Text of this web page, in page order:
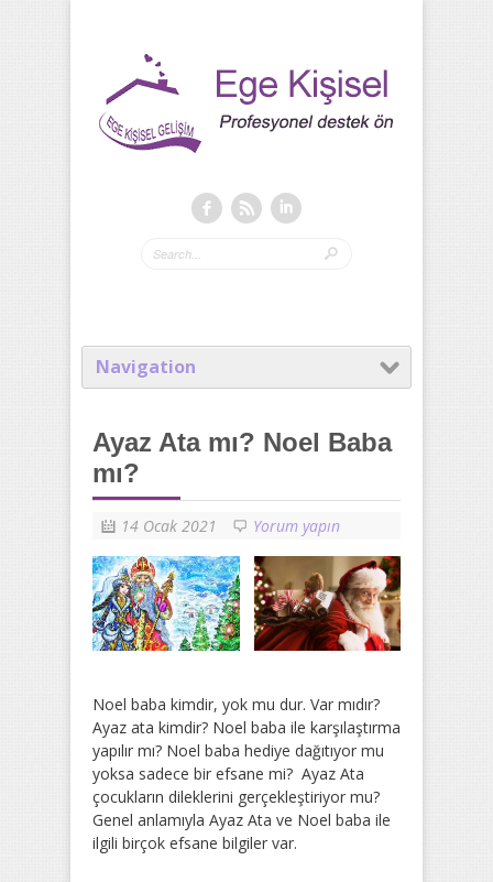
Navigation
Ayaz Ata mı? Noel Baba
mı?
14 Ocak 2021 Yorum yapın
Noel baba kimdir, yok mu dur. Var mıdır?
Ayaz ata kimdir? Noel baba ile karşılaştırma
yapılır mı? Noel baba hediye dağıtıyor mu
yoksa sadece bir efsane mi? Ayaz Ata
çocukların dileklerini gerçekleştiriyor mu?
Genel anlamıyla Ayaz Ata ve Noel baba ile
ilgili birçok efsane bilgiler var.